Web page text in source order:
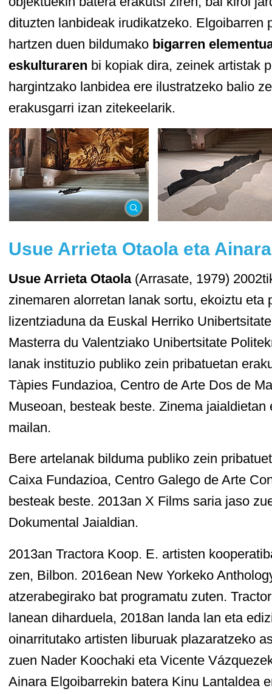
dituzten lanbideak irudikatzeko. Elgoibarren
hartzen duen bildumako bigarren
eskulturaren bi kopiak dira, zeinek artistak
hargintzako lanbidea ere ilustratzeko balio
erakusgarri izan zitekeelarik.
Usue Arrieta Otaola eta
Usue Arrieta Otaola(Arrasate, 1979)
zinemaren alorretan lanak sortu, ekoiztu eta
lizentziaduna da Euskal Herriko
Masterra du Valentziako Unibertsitate
lanak instituzio publiko zein pribatuetan
Tàpies Fundazioa, Centro de Arte Dos de
Museoan, besteak beste. Zinema
mailan.
Bere artelanak bilduma publiko zein
Caixa Fundazioa, Centro Galego de Arte
besteak beste. 2013an X Films saria jaso
Dokumental Jaialdian.
2013an Tractora Koop. E. artisten
zen, Bilbon. 2016ean New Yorkeko
atzerabegirako bat programatu zuten.
lanean diharduela, 2018an landa lan eta
oinarritutako artisten liburuak plazaratzeko
zuen Nader Koochaki eta Vicente
Ainara Elgoibarrekin batera Kinu Lantaldea